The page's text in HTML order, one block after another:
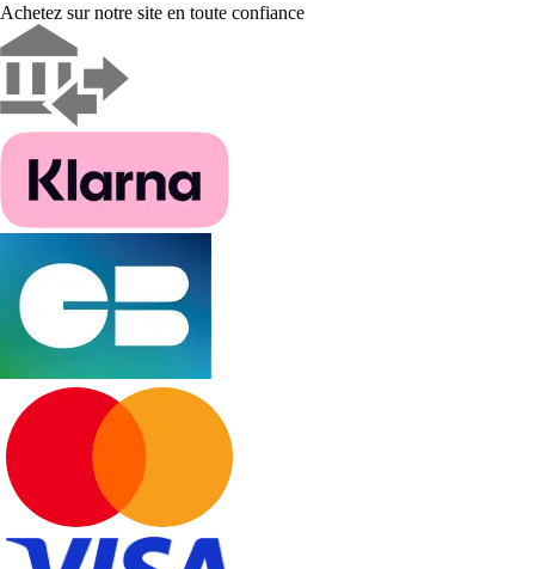
Achetez sur notre site en toute confiance